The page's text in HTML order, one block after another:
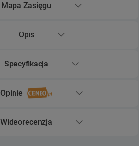
Mapa Zasięgu
Rozwiń sekcję Mapa Zasięgu
Opis
Rozwiń sekcję Opis
Specyfikacja
Rozwiń sekcję Specyfikacja
Opinie
Rozwiń sekcję Opinie
Wideorecenzja
Rozwiń sekcję Wideorecenzja